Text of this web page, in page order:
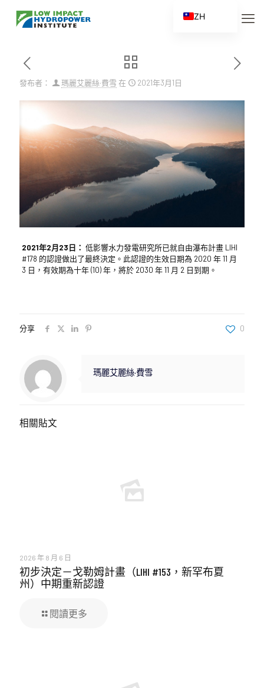
發布者： 瑪麗艾麗絲·費雪 在 2021年3月1日
2021年2月23日： 低影響水力發電研究所已就自由瀑布計畫 LIHI
#178 的認證做出了最終決定。此認證的生效日期為 2020 年 11 月
3 日，有效期為十年 (10) 年，將於 2030 年 11 月 2 日到期。
分享 0
瑪麗艾麗絲·費雪
相關貼文
2026 年 8 月 6 日
初步決定－戈勒姆計畫（LIHI #153，新罕布夏
州）中期重新認證
閱讀更多
ZH